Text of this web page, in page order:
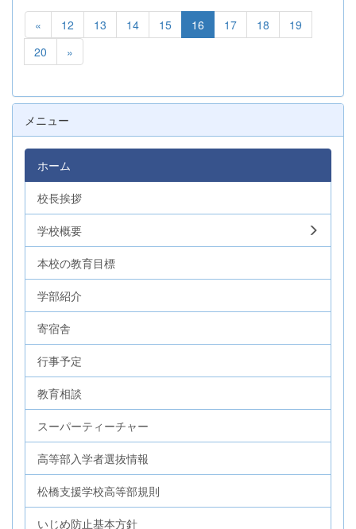
« 12 13 14 15 16 17 18
19
20
»
メニュー
ホーム
校長挨拶
学校概要
本校の教育目標
学部紹介
寄宿舎
行事予定
教育相談
スーパーティーチャー
高等部入学者選抜情報
松橋支援学校高等部規則
いじめ防止基本方針